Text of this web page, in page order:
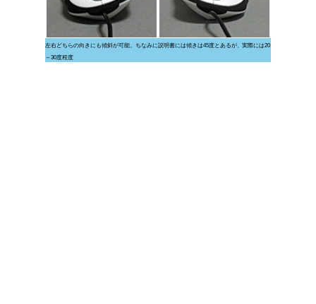
左右どちらの向きにも傾斜が可能。ちなみに説明書には傾きは45度とあるが、実際には20
～30度程度